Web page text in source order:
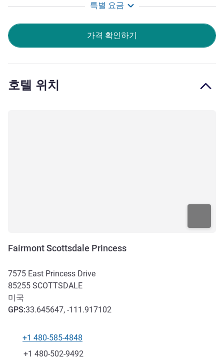
holiday festivals. We look forward to hosting your next
enjoy endless summer weather.
Jack Miller - Regional VP & GM 호텔 관리
특별 요금
가격 확인하기
호텔 위치
Fairmont Scottsdale Princess
7575 East Princess Drive
85255 SCOTTSDALE
미국
GPS:33.645647, -111.917102
전화
+1 480-585-4848
팩스
+1 480-502-9492